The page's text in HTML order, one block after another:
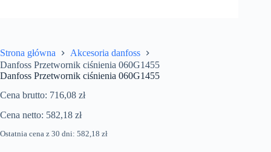
Strona główna
Akcesoria danfoss
Danfoss Przetwornik ciśnienia 060G1455
Danfoss Przetwornik ciśnienia 060G1455
Cena brutto: 716,08 zł
Cena netto: 582,18 zł
Ostatnia cena z 30 dni: 582,18 zł